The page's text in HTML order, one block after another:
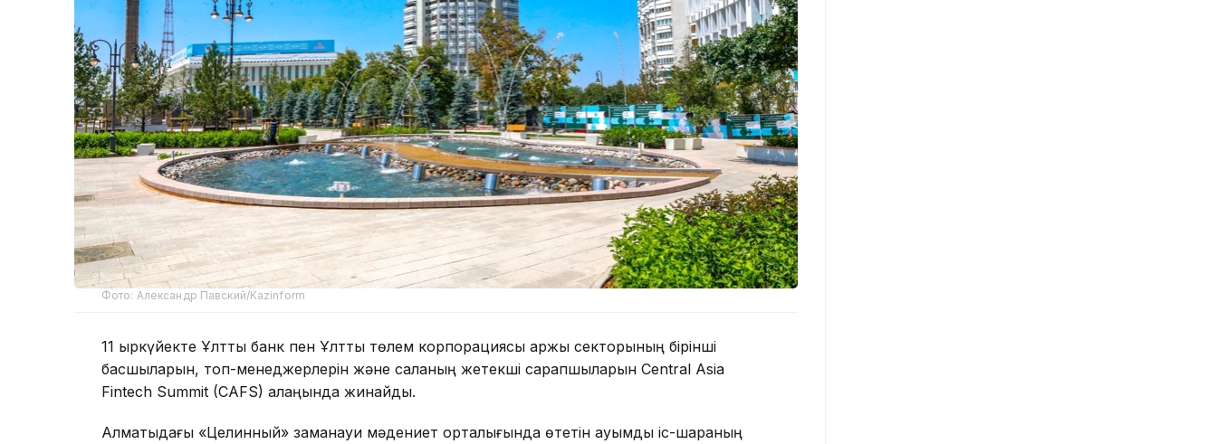
Фото: Александр Павский/Kazinform
11 қыркүйекте Ұлттық банк пен Ұлттық төлем корпорациясы қаржы секторының бірінші
басшыларын, топ-менеджерлерін және саланың жетекші сарапшыларын Central Asia
Fintech Summit (CAFS) алаңында жинайды.
Алматыдағы «Целинный» заманауи мәдениет орталығында өтетін ауқымды іс-шараның